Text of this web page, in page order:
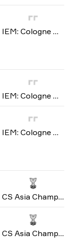
IEM: Cologne Major 2026
IEM: Cologne Major 2026
IEM: Cologne Major 2026
CS Asia Championships 2026
CS Asia Championships 2026